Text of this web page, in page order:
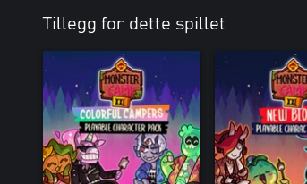
Tillegg for dette spillet